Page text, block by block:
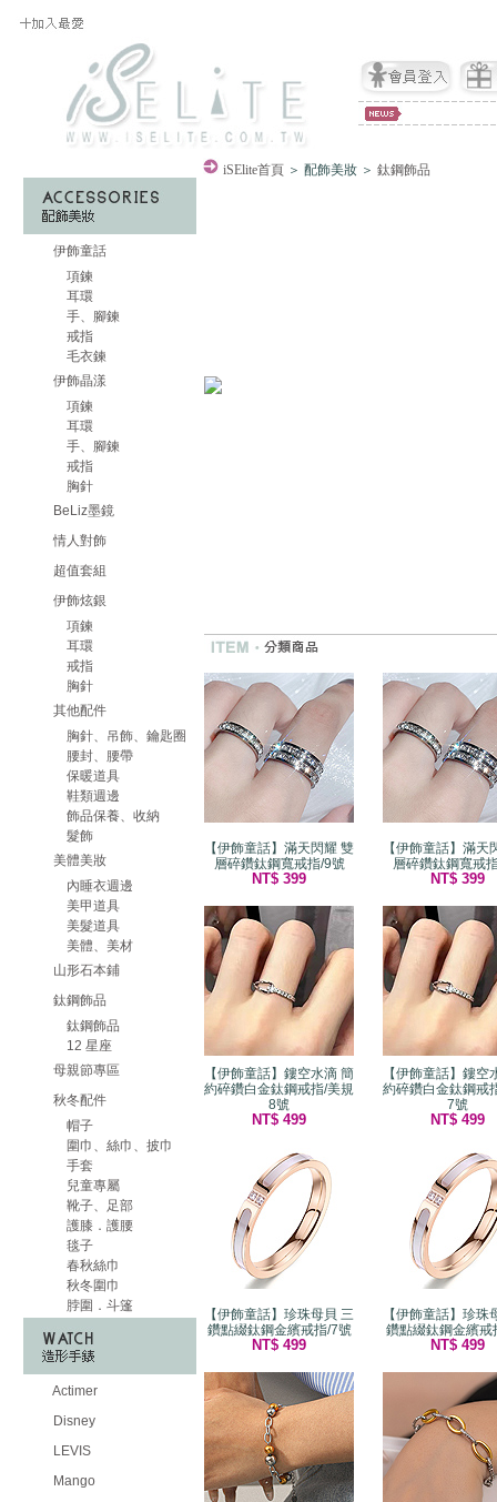
伊飾童話
項鍊
耳環
手、腳鍊
戒指
毛衣鍊
伊飾晶漾
項鍊
耳環
手、腳鍊
戒指
胸針
BeLiz墨鏡
情人對飾
超值套組
伊飾炫銀
項鍊
耳環
戒指
胸針
其他配件
胸針、吊飾、鑰匙圈
腰封、腰帶
保暖道具
鞋類週邊
飾品保養、收納
髮飾
美體美妝
內睡衣週邊
美甲道具
美髮道具
美體、美材
山形石本鋪
鈦鋼飾品
鈦鋼飾品
12 星座
母親節專區
秋冬配件
帽子
圍巾、絲巾、披巾
手套
兒童專屬
靴子、足部
護膝．護腰
毯子
春秋絲巾
秋冬圍巾
脖圍．斗篷
Actimer
Disney
LEVIS
Mango
iSElite首頁 ＞ 配飾美妝 ＞ 鈦鋼飾品
【伊飾童話】滿天閃耀 雙
層碎鑽鈦鋼寬戒指/9號
NT$ 399
【伊飾童話】滿天
層碎鑽鈦鋼寬戒
NT$ 399
【伊飾童話】鏤空水滴 簡
約碎鑽白金鈦鋼戒指/美規
8號
NT$ 499
【伊飾童話】鏤空
約碎鑽白金鈦鋼戒
7號
NT$ 499
【伊飾童話】珍珠母貝 三
鑽點綴鈦鋼金繽戒指/7號
NT$ 499
【伊飾童話】珍珠
鑽點綴鈦鋼金繽戒
NT$ 499